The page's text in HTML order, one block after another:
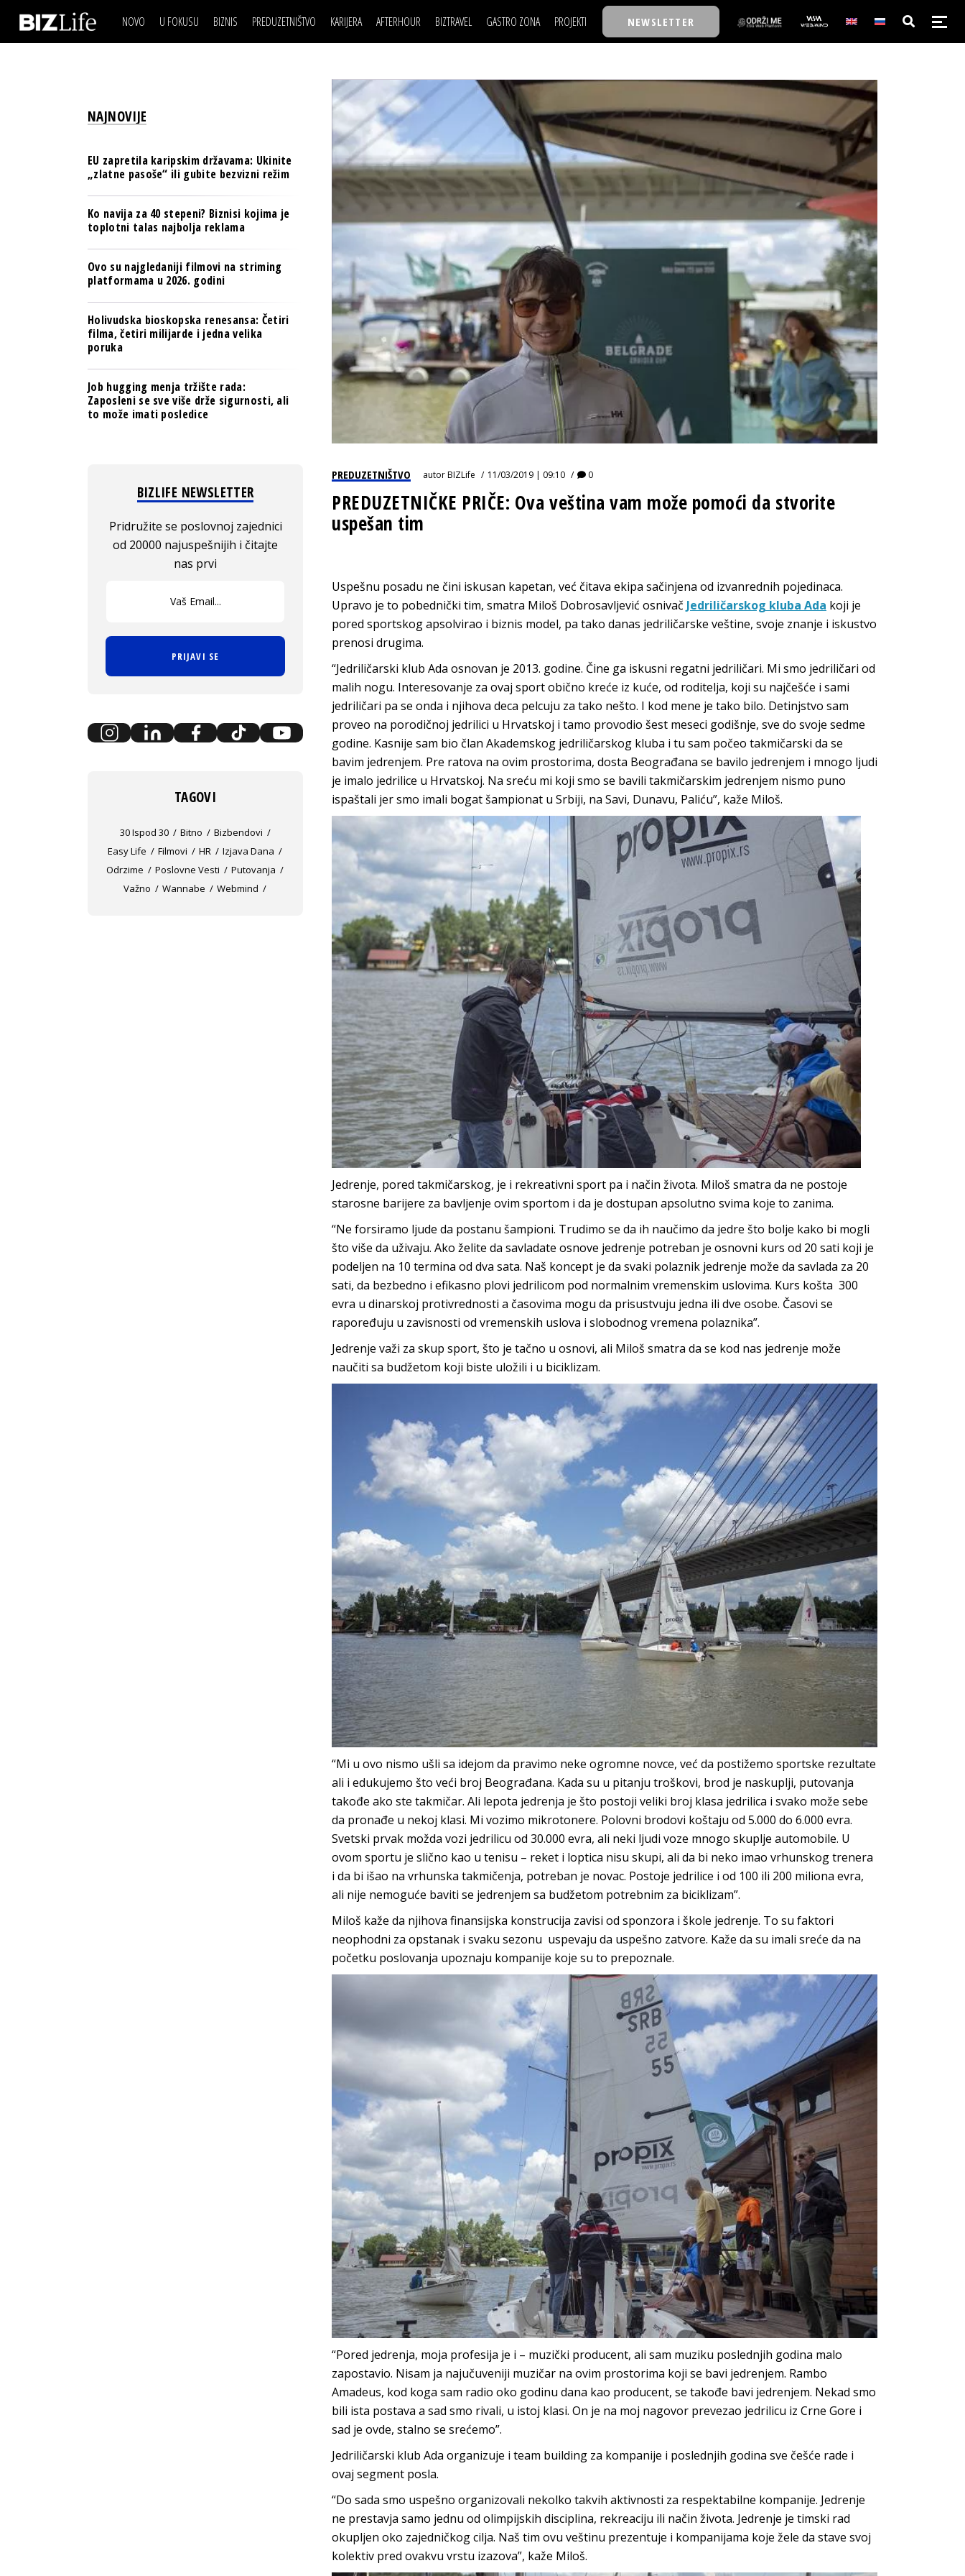
NOVO U FOKUSU BIZNIS
BANKE
OSIGURANJE
TECH I AI
BIZNIS & SPORT
PULS REGIONA
NOVO NA RAFU
PREDUZETNIŠTVO KARIJERA
LJUDI (HR)
MOJ UGAO
USAVRŠAVANJE
KNOW-HOW
AFTERHOUR
KNJIGE
AUTO SVET
STIL
WELLBEING
BIZTRAVEL GASTRO ZONA PROJEKTI
30 ISPOD 30
BACK TO OFFICE/SCHOOL
BIZBENDOVI
BIZKOLEGIJUM
BMW BIZNIS LIGA
BIZLIFE WEEK
IZJAVA GODINE
NEWSLETTER
IZJAVA DANABIZNIS SCENA
BREND I KOMUNIKACIJE
OSIGURANJE
TECH I AI
PULS REGIONA
POSAO
MOJ UGAO
USAVRŠAVANJE
KNOW-HOW
FILM I SCENA
AUTO SVET
STIL
WELLBEING
NAJKOLEGA
30 ISPOD 30
BIZBENDOVI
BIZKOLEGIJUM
BMW BIZNIS LIGA
BIZLIFE WEEK
IZJAVA GODINE
PREDUZETNIŠTVO autorBIZLife 11/03/2019 | 09:10 0
PREDUZETNIČKE PRIČE: Ova veština vam može pomoći da stvorite
uspešan tim
Uspešnu posadu ne čini iskusan kapetan, već čitava ekipa sačinjena od izvanrednih pojedinaca.
Upravo je to pobednički tim, smatra Miloš Dobrosavljević osnivač Jedriličarskog kluba Ada koji je
pored sportskog apsolvirao i biznis model, pa tako danas jedriličarske veštine, svoje znanje i iskustvo
prenosi drugima.
“Jedriličarski klub Ada osnovan je 2013. godine. Čine ga iskusni regatni jedriličari. Mi smo jedriličari od
malih nogu. Interesovanje za ovaj sport obično kreće iz kuće, od roditelja, koji su najčešće i sami
jedriličari pa se onda i njihova deca pelcuju za tako nešto. I kod mene je tako bilo. Detinjstvo sam
proveo na porodičnoj jedrilici u Hrvatskoj i tamo provodio šest meseci godišnje, sve do svoje sedme
godine. Kasnije sam bio član Akademskog jedriličarskog kluba i tu sam počeo takmičarski da se
bavim jedrenjem. Pre ratova na ovim prostorima, dosta Beograđana se bavilo jedrenjem i mnogo ljudi
je imalo jedrilice u Hrvatskoj. Na sreću mi koji smo se bavili takmičarskim jedrenjem nismo puno
ispaštali jer smo imali bogat šampionat u Srbiji, na Savi, Dunavu, Paliću”, kaže Miloš.
Jedrenje, pored takmičarskog, je i rekreativni sport pa i način života. Miloš smatra da ne postoje
starosne barijere za bavljenje ovim sportom i da je dostupan apsolutno svima koje to zanima.
“Ne forsiramo ljude da postanu šampioni. Trudimo se da ih naučimo da jedre što bolje kako bi mogli
što više da uživaju. Ako želite da savladate osnove jedrenje potreban je osnovni kurs od 20 sati koji je
podeljen na 10 termina od dva sata. Naš koncept je da svaki polaznik jedrenje može da savlada za 20
sati, da bezbedno i efikasno plovi jedrilicom pod normalnim vremenskim uslovima. Kurs košta 300
evra u dinarskoj protivrednosti a časovima mogu da prisustvuju jedna ili dve osobe. Časovi se
rapoređuju u zavisnosti od vremenskih uslova i slobodnog vremena polaznika”.
Jedrenje važi za skup sport, što je tačno u osnovi, ali Miloš smatra da se kod nas jedrenje može
naučiti sa budžetom koji biste uložili i u biciklizam.
“Mi u ovo nismo ušli sa idejom da pravimo neke ogromne novce, već da postižemo sportske rezultate
ali i edukujemo što veći broj Beograđana. Kada su u pitanju troškovi, brod je naskuplji, putovanja
takođe ako ste takmičar. Ali lepota jedrenja je što postoji veliki broj klasa jedrilica i svako može sebe
da pronađe u nekoj klasi. Mi vozimo mikrotonere. Polovni brodovi koštaju od 5.000 do 6.000 evra.
Svetski prvak možda vozi jedrilicu od 30.000 evra, ali neki ljudi voze mnogo skuplje automobile. U
ovom sportu je slično kao u tenisu – reket i loptica nisu skupi, ali da bi neko imao vrhunskog trenera
i da bi išao na vrhunska takmičenja, potreban je novac. Postoje jedrilice i od 100 ili 200 miliona evra,
ali nije nemoguće baviti se jedrenjem sa budžetom potrebnim za biciklizam”.
Miloš kaže da njihova finansijska konstrucija zavisi od sponzora i škole jedrenje. To su faktori
neophodni za opstanak i svaku sezonu uspevaju da uspešno zatvore. Kaže da su imali sreće da na
početku poslovanja upoznaju kompanije koje su to prepoznale.
“Pored jedrenja, moja profesija je i – muzički producent, ali sam muziku poslednjih godina malo
zapostavio. Nisam ja najučuveniji muzičar na ovim prostorima koji se bavi jedrenjem. Rambo
Amadeus, kod koga sam radio oko godinu dana kao producent, se takođe bavi jedrenjem. Nekad smo
bili ista postava a sad smo rivali, u istoj klasi. On je na moj nagovor prevezao jedrilicu iz Crne Gore i
sad je ovde, stalno se srećemo”.
Jedriličarski klub Ada organizuje i team building za kompanije i poslednjih godina sve češće rade i
ovaj segment posla.
“Do sada smo uspešno organizovali nekolko takvih aktivnosti za respektabilne kompanije. Jedrenje
ne prestavja samo jednu od olimpijskih disciplina, rekreaciju ili način života. Jedrenje je timski rad
okupljen oko zajedničkog cilja. Naš tim ovu veštinu prezentuje i kompanijama koje žele da stave svoj
kolektiv pred ovakvu vrstu izazova”, kaže Miloš.
NAJNOVIJE
EU zapretila karipskim državama: Ukinite
„zlatne pasoše“ ili gubite bezvizni režim
Ko navija za 40 stepeni? Biznisi kojima je
toplotni talas najbolja reklama
Ovo su najgledaniji filmovi na striming
platformama u 2026. godini
Holivudska bioskopska renesansa: Četiri
filma, četiri milijarde i jedna velika
poruka
Job hugging menja tržište rada:
Zaposleni se sve više drže sigurnosti, ali
to može imati posledice
BIZLIFE NEWSLETTER
Pridružite se poslovnoj zajednici
od 20000 najuspešnijih i čitajte
nas prvi
PRIJAVI SE
TAGOVI
30 Ispod 30 Bitno
Bizbendovi
Easy Life
Filmovi HR
Izjava Dana
Odrzime
Poslovne Vesti
Putovanja
Važno
Wannabe Webmind